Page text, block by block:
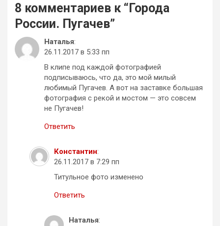
8 комментариев к “ Города
России. Пугачев”
Наталья:
26.11.2017 в 5:33 пп
В клипе под каждой фотографией
подписываюсь, что да, это мой милый
любимый Пугачев. А вот на заставке большая
фотография с рекой и мостом — это совсем
не Пугачев!
Ответить
Константин:
26.11.2017 в 7:29 пп
Титульное фото изменено
Ответить
Наталья: